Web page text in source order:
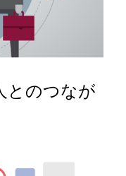
とのつなが